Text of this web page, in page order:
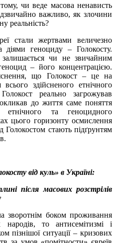
чи веде масова ненависть
важливо, як злочини
реальність?
стали жертвами величезно
діями геноциду – Голокосту.
залишається чи не звичайним
– його концентрацією.
що Голокост – це на
здійсненого етнічного
реально загрожував
до життя саме поняття
та геноцидного
цього горизонту осмислення
Голокостом стають підґрунтям
від куль» в Україні:
після масових розстрілів
боком проживання
народів, то антисемітизмі і
пізнішої ситуації – кризових